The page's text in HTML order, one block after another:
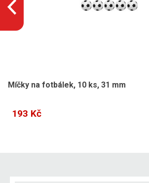
Míčky na fotbálek, 10 ks, 31 mm
193 Kč